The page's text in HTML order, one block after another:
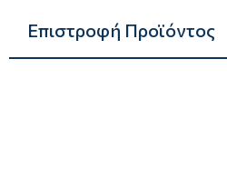
Επιστροφή Προϊόντος